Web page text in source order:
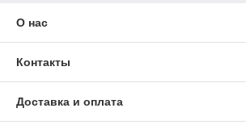
О нас
Контакты
Доставка и оплата